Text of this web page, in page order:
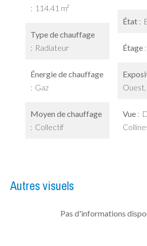
114.41 m²
Type de chauffage
Radiateur
Énergie de chauffage
Gaz
Moyen de chauffage
Collectif
État
Étage
Ouest,
Vue
Autres visuels
Pas d'informations